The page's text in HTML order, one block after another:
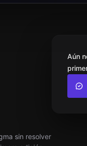
sin resolver
Aún